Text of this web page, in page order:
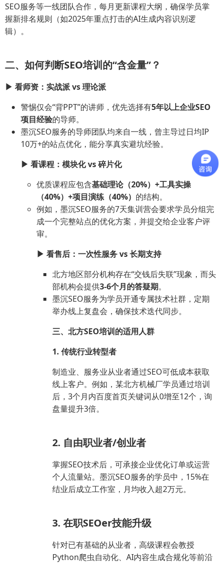
SEO服务等一线团队合作，每月更新课程大纲，确保学员掌
握新排名规则（如2025年重点打击的AI生成内容识别逻
辑）。
二、如何判断SEO培训的“含金量”？
▶ 看师资：实战派 vs 理论派
警惕仅会“背PPT”的讲师，优先选择有5年以上企业SEO
项目经验的导师。
墨沉SEO服务的导师团队均来自一线，曾主导过日均IP
10万+的站点优化，能分享真实避坑经验。
▶ 看课程：模块化 vs 碎片化
优质课程应包含基础理论（20%）+工具实操
（40%）+项目演练（40%） 的结构。
例如，墨沉SEO服务的7天集训营会要求学员分组完
成一个完整站点的优化方案，并提交给企业客户评
审。
▶ 看售后：一次性服务 vs 长期支持
北方地区部分机构存在“交钱后失联”现象，而头
部机构会提供3-6个月的答疑期。
墨沉SEO服务为学员开通专属技术社群，定期
举办线上复盘会，确保技术迭代同步。
三、北方SEO培训的适用人群
1. 传统行业转型者
制造业、服务业从业者通过SEO可低成本获取
线上客户。例如，某北方机械厂学员通过培训
后，3个月内百度首页关键词从0增至12个，询
盘量提升3倍。
2. 自由职业者/创业者
掌握SEO技术后，可承接企业优化订单或运营
个人流量站。墨沉SEO服务的学员中，15%在
结业后成立工作室，月均收入超2万元。
3. 在职SEOer技能升级
针对已有基础的从业者，高级课程会教授
Python爬虫自动化、AI内容生成合规化等前沿